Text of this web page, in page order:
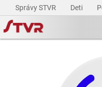
Správy STVR Deti